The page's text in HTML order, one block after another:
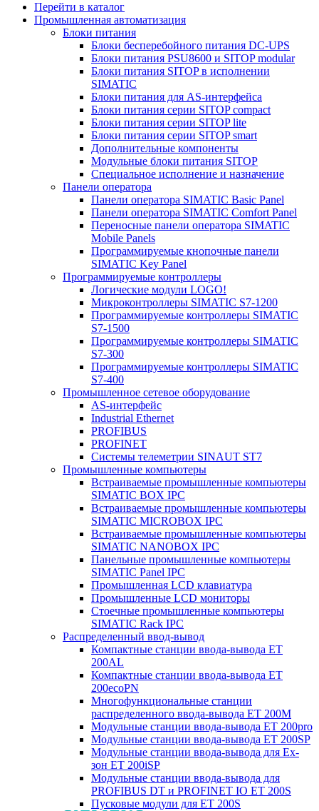
Перейти в каталог
Промышленная автоматизация
Блоки питания
Блоки бесперебойного питания DC-UPS
Блоки питания PSU8600 и SITOP modular
Блоки питания SITOP в исполнении
SIMATIC
Блоки питания для AS-интерфейса
Блоки питания серии SITOP compact
Блоки питания серии SITOP lite
Блоки питания серии SITOP smart
Дополнительные компоненты
Модульные блоки питания SITOP
Специальное исполнение и назначение
Панели оператора
Панели оператора SIMATIC Basic Panel
Панели оператора SIMATIC Comfort Panel
Переносные панели оператора SIMATIC
Mobile Panels
Программируемые кнопочные панели
SIMATIC Key Panel
Программируемые контроллеры
Логические модули LOGO!
Микроконтроллеры SIMATIC S7-1200
Программируемые контроллеры SIMATIC
S7-1500
Программируемые контроллеры SIMATIC
S7-300
Программируемые контроллеры SIMATIC
S7-400
Промышленное сетевое оборудование
AS-интерфейс
Industrial Ethernet
PROFIBUS
PROFINET
Системы телеметрии SINAUT ST7
Промышленные компьютеры
Встраиваемые промышленные компьютеры
SIMATIC BOX IPC
Встраиваемые промышленные компьютеры
SIMATIC MICROBOX IPC
Встраиваемые промышленные компьютеры
SIMATIC NANOBOX IPC
Панельные промышленные компьютеры
SIMATIC Panel IPC
Промышленная LCD клавиатура
Промышленные LCD мониторы
Стоечные промышленные компьютеры
SIMATIC Rack IPC
Распределенный ввод-вывод
Компактные станции ввода-вывода ET
200AL
Компактные станции ввода-вывода ET
200ecoPN
Многофункциональные станции
распределенного ввода-вывода ET 200M
Модульные станции ввода-вывода ET 200pro
Модульные станции ввода-вывода ET 200SP
Модульные станции ввода-вывода для Ex-
зон ET 200iSP
Модульные станции ввода-вывода для
PROFIBUS DT и PROFINET IO ET 200S
Пусковые модули для ET 200S